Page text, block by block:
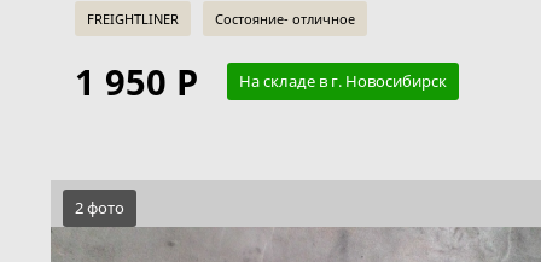
FREIGHTLINER Состояние- отличное
1 950 Р На складе в г. Новосибирск
2 фото